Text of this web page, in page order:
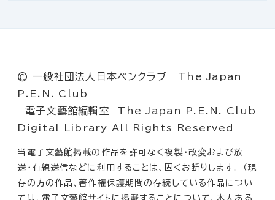
© 一般社団法人日本ペンクラブ The Japan
P.E.N. Club
電子文藝館編輯室 The Japan P.E.N. Club
Digital Library All Rights Reserved
当電子文藝館掲載の作品を許可なく複製・改変および放
送・有線送信などに利用することは、固くお断りします。 （現
存の方の作品、著作権保護期間の存続している作品につい